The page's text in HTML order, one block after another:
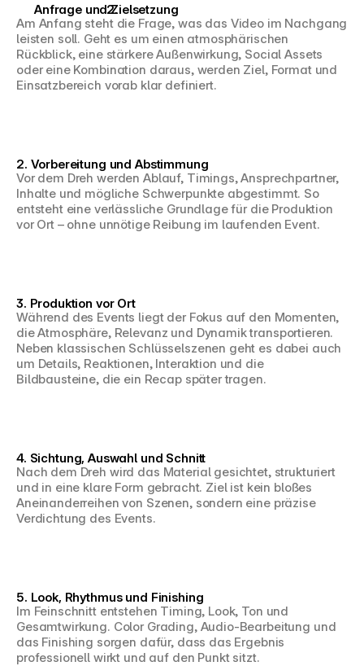
Anfrage und Zielsetzung
Am Anfang steht die Frage, was das Video im Nachgang
leisten soll. Geht es um einen atmosphärischen
Rückblick, eine stärkere Außenwirkung, Social Assets
oder eine Kombination daraus, werden Ziel, Format und
Einsatzbereich vorab klar definiert.
2. Vorbereitung und Abstimmung
Vor dem Dreh werden Ablauf, Timings, Ansprechpartner,
Inhalte und mögliche Schwerpunkte abgestimmt. So
entsteht eine verlässliche Grundlage für die Produktion
vor Ort – ohne unnötige Reibung im laufenden Event.
3. Produktion vor Ort
Während des Events liegt der Fokus auf den Momenten,
die Atmosphäre, Relevanz und Dynamik transportieren.
Neben klassischen Schlüsselszenen geht es dabei auch
um Details, Reaktionen, Interaktion und die
Bildbausteine, die ein Recap später tragen.
4. Sichtung, Auswahl und Schnitt
Nach dem Dreh wird das Material gesichtet, strukturiert
und in eine klare Form gebracht. Ziel ist kein bloßes
Aneinanderreihen von Szenen, sondern eine präzise
Verdichtung des Events.
5. Look, Rhythmus und Finishing
Im Feinschnitt entstehen Timing, Look, Ton und
Gesamtwirkung. Color Grading, Audio-Bearbeitung und
das Finishing sorgen dafür, dass das Ergebnis
professionell wirkt und auf den Punkt sitzt.